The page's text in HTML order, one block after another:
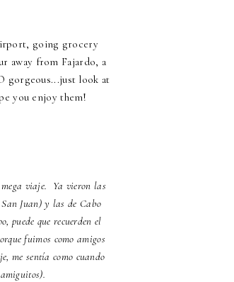
going grocery
away from Fajardo, a
gorgeous...just look at
you enjoy them!
mega viaje. Ya vieron las
Juan) y las de Cabo
puede que recuerden el
fuimos como amigos
me sentía como cuando